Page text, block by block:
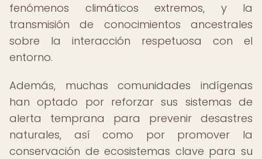
fenómenos climáticos extremos, y la
transmisión de conocimientos ancestrales
sobre la interacción respetuosa con el
entorno.
Además, muchas comunidades indígenas
han optado por reforzar sus sistemas de
alerta temprana para prevenir desastres
naturales, así como por promover la
conservación de ecosistemas clave para su